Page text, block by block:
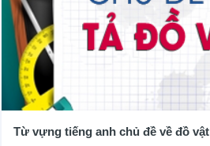
Từ vựng tiếng anh chủ đề về đồ vật